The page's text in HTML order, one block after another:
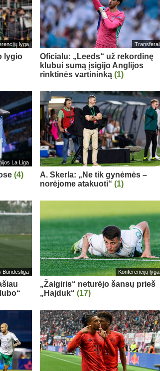
lyga
lygio
Transferai
Oficialu: „Leeds“ už rekordinę
klubui sumą įsigijo Anglijos
rinktinės vartininką (1)
La Liga
(4)
A. Skerla: „Ne tik gynėmės –
norėjome atakuoti“ (1)
Bundesliga Konferencijų lyga
„Žalgiris“ neturėjo šansų prieš
„Hajduk“ (17)